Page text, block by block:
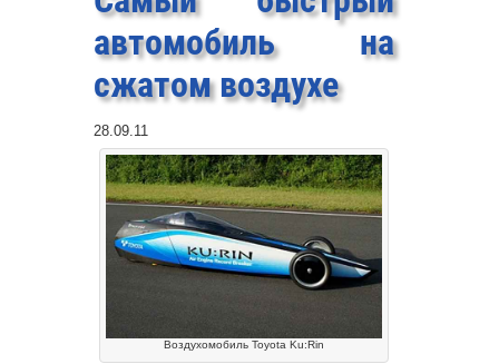
автомобиль на
сжатом воздухе
28.09.11
Воздухомобиль Toyota Ku:Rin